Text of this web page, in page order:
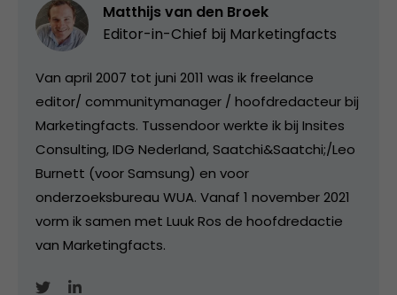
Matthijs van den Broek
Editor-in-Chief bij Marketingfacts
Van april 2007 tot juni 2011 was ik freelance
editor/ communitymanager / hoofdredacteur bij
Marketingfacts. Tussendoor werkte ik bij Insites
Consulting, IDG Nederland, Saatchi&Saatchi;/Leo
Burnett (voor Samsung) en voor
onderzoeksbureau WUA. Vanaf 1 november 2021
vorm ik samen met Luuk Ros de hoofdredactie
van Marketingfacts.